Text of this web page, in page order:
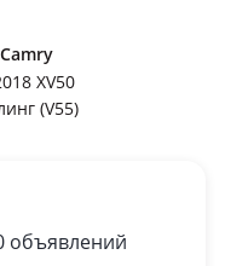
XV50
(V55)
объявлений